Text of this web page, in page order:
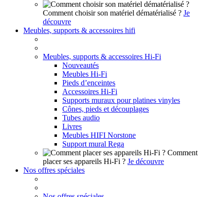
Comment choisir son matériel dématérialisé ? Je
découvre
Meubles, supports & accessoires hifi
Meubles, supports & accessoires Hi-Fi
Nouveautés
Meubles Hi-Fi
Pieds d’enceintes
Accessoires Hi-Fi
Supports muraux pour platines vinyles
Cônes, pieds et découplages
Tubes audio
Livres
Meubles HIFI Norstone
Support mural Rega
Comment
placer ses appareils Hi-Fi ? Je découvre
Nos offres spéciales